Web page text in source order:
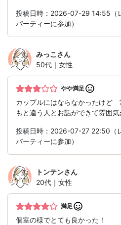
投稿日時：2026-07-29 14:55（
パーティーに参加）
みっこ さん
50代｜女性
やや満足
カップルにはならなかったけど
もと違う人とお話ができて雰囲
投稿日時：2026-07-27 22:50（
パーティーに参加）
トンテンさん
20代｜女性
満足
個室の様でとても良かった！